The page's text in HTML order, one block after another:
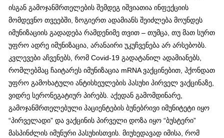
ისგან გამოჯანმრთელების შემდეგ იშვიათია ინფექციის
მომდევნო თვეებში, ზოგიერთ ადამიანს შეიძლება მოუნდეს
იმუნიზაციის გადადება რამდენიმე თვით – თუმცა, თუ მათ სურთ
უფრო ადრე იმუნიზაცია, არანაირი უკუჩვენება არ არსებობს.
კვლევები აჩვენებს, რომ Covid-19 გადატანილ ადამიანებს,
რომლებმაც ჩაიტარეს იმუნიზაცია mRNA ვაქცინებით, ჰქონდათ
უფრო გამოხატული ანტისხეულების პასუხი პირველ ვაქცინაზე,
ვიდრე სერონეგატიურ პირებს. აქედან გამომდინარე,
გამოჯანმრთელებული პაციენტების ბუნებრივი იმუნიტეტი იყო
“პირველადი” და ვაქცინის პირველი დოზა იყო “ბუსტერი”
მასპინძლის იმუნური პასუხისთვის. მიუხედავად იმისა, რომ